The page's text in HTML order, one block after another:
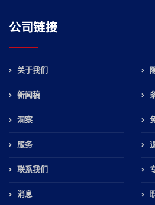
公司链接
关于我们
新闻稿
洞察
服务
联系我们
消息